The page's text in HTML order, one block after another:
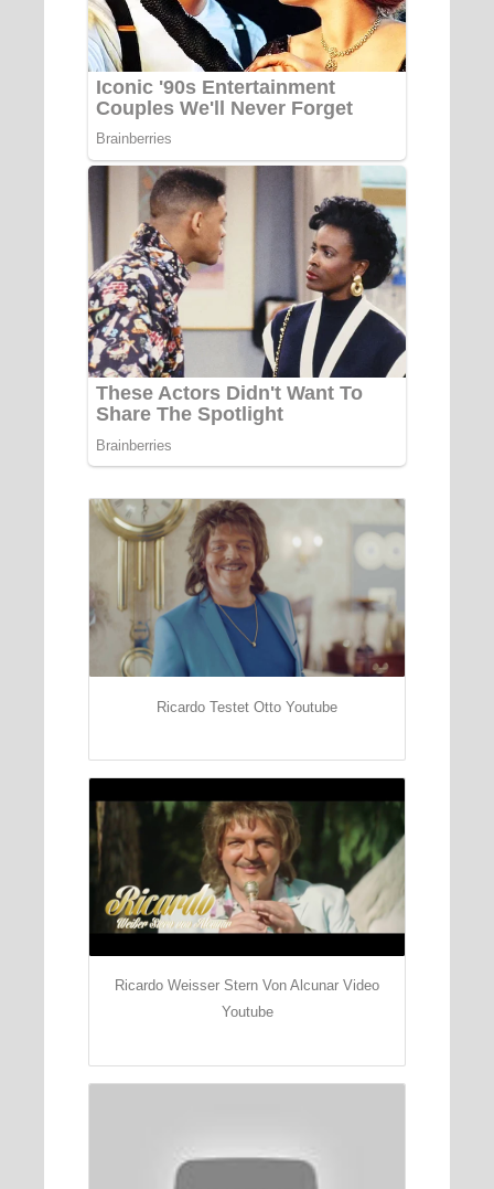
Ricardo Testet Otto Youtube
Ricardo Weisser Stern Von Alcunar Video
Youtube